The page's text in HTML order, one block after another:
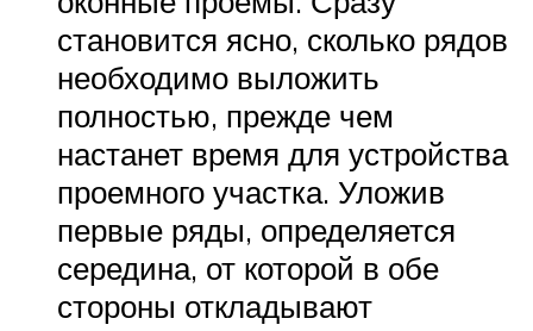
становится ясно, сколько рядов
необходимо выложить
полностью, прежде чем
настанет время для устройства
проемного участка. Уложив
первые ряды, определяется
середина, от которой в обе
стороны откладывают